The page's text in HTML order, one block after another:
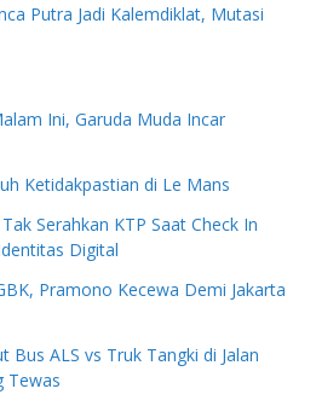
Putra Jadi Kalemdiklat, Mutasi
Ini, Garuda Muda Incar
Ketidakpastian di Le Mans
Serahkan KTP Saat Check In
Digital
Pramono Kecewa Demi Jakarta
Bus ALS vs Truk Tangki di Jalan
Tewas